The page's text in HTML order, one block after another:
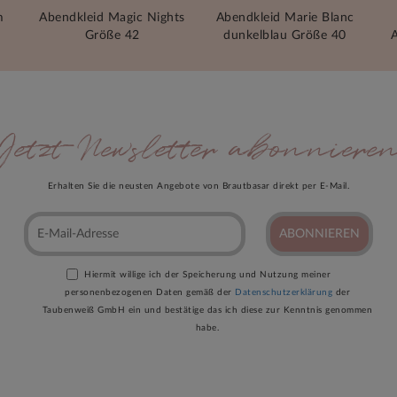
Abendkleid Magic Nights
Größe 42
Abendkleid Marie Blanc
dunkelblau Größe 40
Newsletter
Erhalten Sie die neusten Angebote von Brautbasar direkt per E-Mail.
ABONNIEREN
Hiermit willige ich der Speicherung und Nutzung meiner
personenbezogenen Daten gemäß der Datenschutzerklärung der
Taubenweiß GmbH ein und bestätige das ich diese zur Kenntnis genommen
habe.